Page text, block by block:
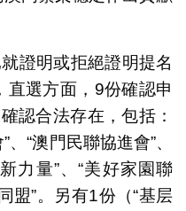
證明或拒絕證明提名
直選方面，9份確認申
認合法存在，包括：
、“澳門民聯協進會”、
力量”、“美好家園聯
盟”。另有1份（“基层